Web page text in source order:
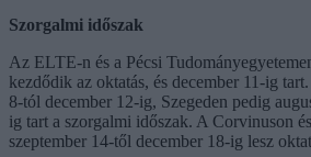
Szorgalmi időszak
Az ELTE-n és a Pécsi
kezdődik az oktatás, és december 11-ig
8-tól december 12-ig, Szegeden pedig
ig tart a szorgalmi időszak. A Corvinuson
szeptember 14-től december 18-ig lesz